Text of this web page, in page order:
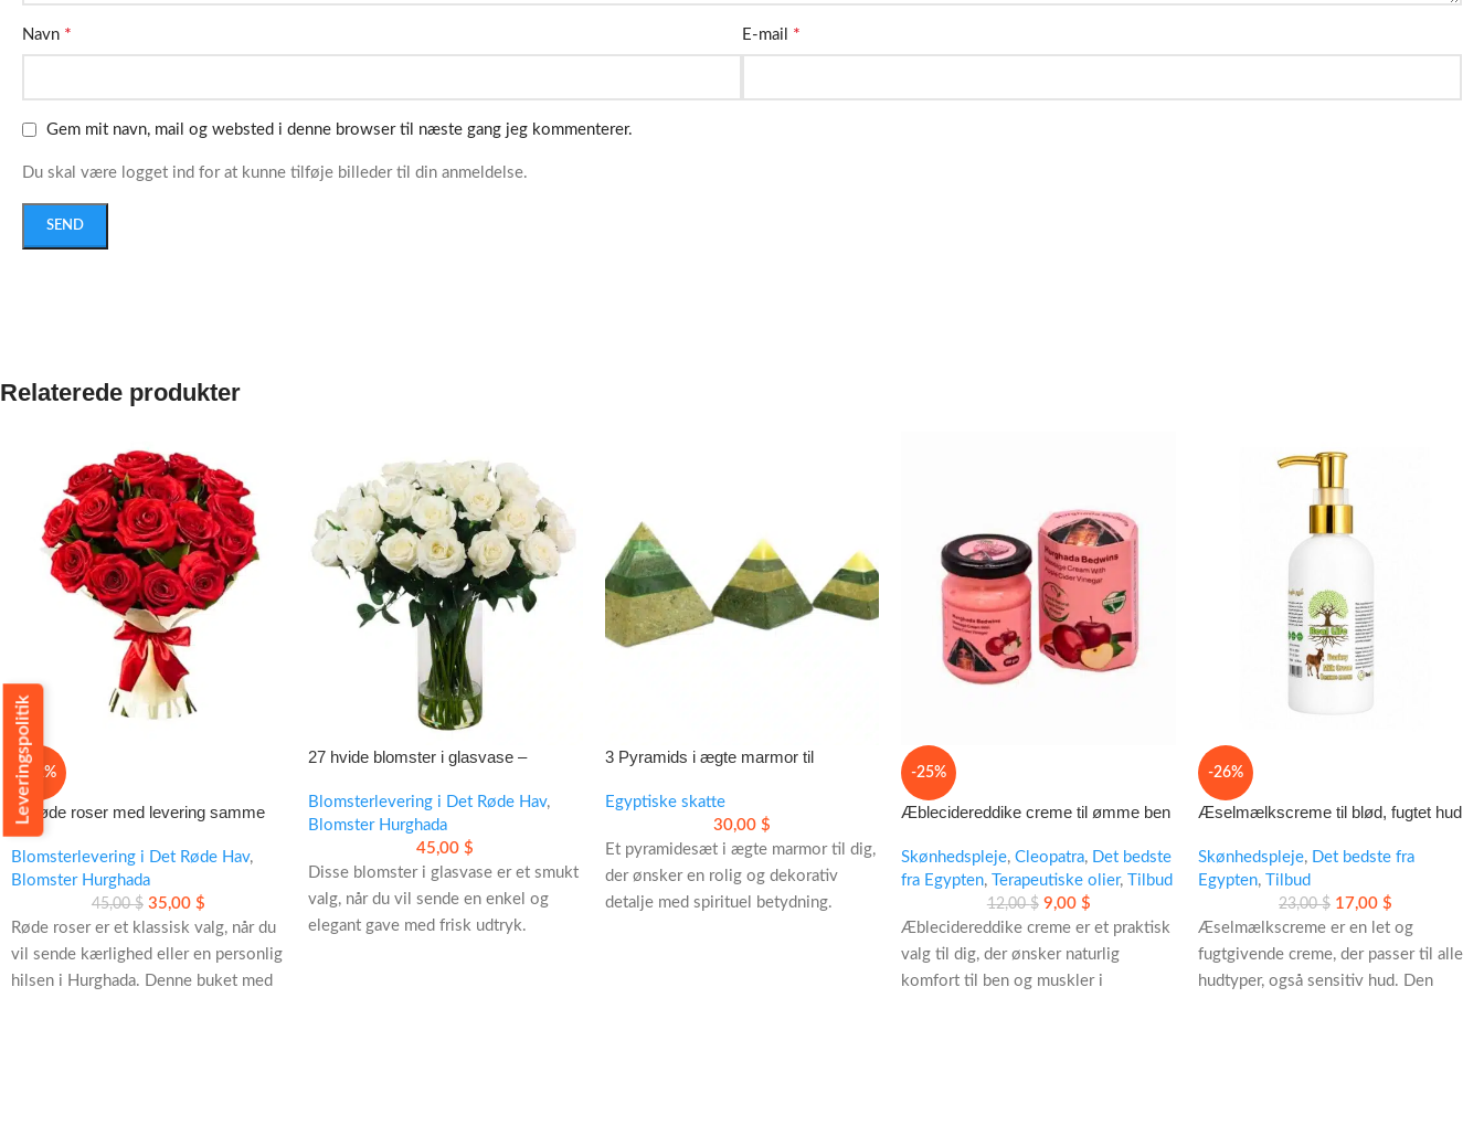
Navn * E-mail *
Gem mit navn, mail og websted i denne browser til næste gang jeg kommenterer.
Du skal være logget ind for at kunne tilføje billeder til din anmeldelse.
Relaterede produkter
-22%
15 røde roser med levering samme
dag i Hurghada
Blomsterlevering i Det Røde Hav,
Blomster Hurghada
45,00$ 35,00 $
Røde roser er et klassisk valg, når du
vil sende kærlighed eller en personlig
hilsen i Hurghada. Denne buket med
27 hvide blomster i glasvase –
Blomsterlevering i Det Røde Hav,
Blomster Hurghada
45,00$
Disse blomster i glasvase er et smukt
valg, når du vil sende en enkel og
elegant gave med frisk udtryk.
3 Pyramids i ægte marmor til
Egyptiske skatte
30,00 $
Et pyramidesæt i ægte marmor til dig,
der ønsker en rolig og dekorativ
detalje med spirituel betydning.
-25%
Æblecidereddike creme til ømme ben
Skønhedspleje, Cleopatra,
Det bedste
fra Egypten, Terapeutiske olier, Tilbud
12,00$ 9,00 $
Æblecidereddike creme er et praktisk
valg til dig, der ønsker naturlig
komfort til ben og muskler i
-26%
Æselmælkscreme til blød, fugtet hud
Skønhedspleje,
Det bedste fra
Egypten, Tilbud
23,00$ 17,00$
Æselmælkscreme er en let og
fugtgivende creme, der passer til alle
hudtyper, også sensitiv hud. Den
Leveringspolitik